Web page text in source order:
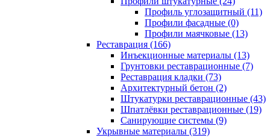
Профиль углозащитный (11)
Профили фасадные (0)
Профили маячковые (13)
Реставрация (166)
Инъекционные материалы (13)
Грунтовки реставрационные (7)
Реставрация кладки (73)
Архитектурный бетон (2)
Штукатурки реставрационные (43)
Шпатлёвки реставрационные (19)
Санирующие системы (9)
Укрывные материалы (319)